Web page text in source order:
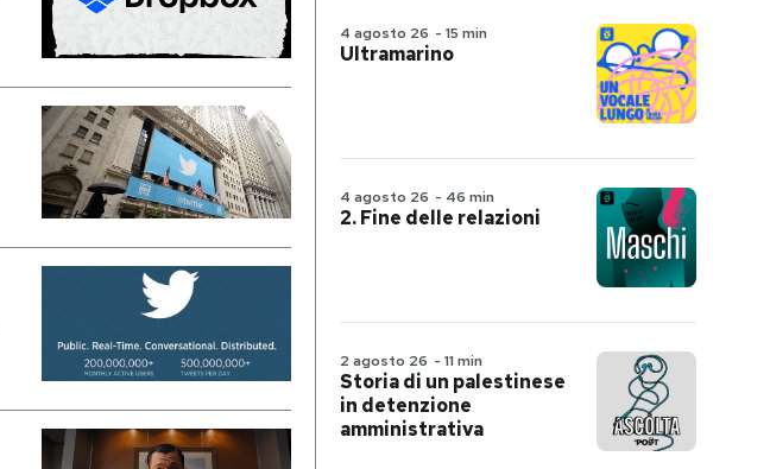
4 agosto 26 - 15 min
Ultramarino
4 agosto 26 - 46 min
2. Fine delle relazioni
2 agosto 26 - 11 min
Storia di un palestinese
in detenzione
amministrativa